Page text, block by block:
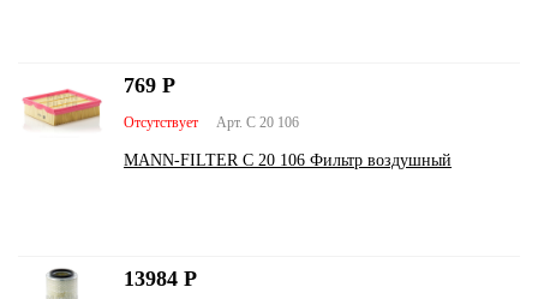
Арт. C 20 106
Отсутствует
MANN-FILTER C 20 106 Фильтр воздушный
769 Р
13984 Р